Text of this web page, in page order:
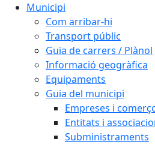
Municipi
Com arribar-hi
Transport públic
Guia de carrers / Plànol
Informació geogràfica
Equipaments
Guia del municipi
Empreses i
Entitats i
Subministraments